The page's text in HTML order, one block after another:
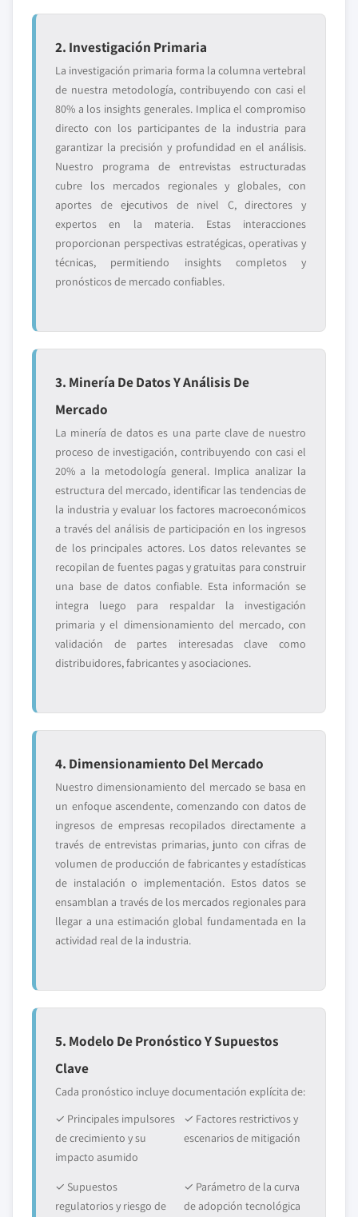
2. Investigación Primaria
La investigación primaria forma la columna vertebral
de nuestra metodología, contribuyendo con casi el
80% a los insights generales. Implica el compromiso
directo con los participantes de la industria para
garantizar la precisión y profundidad en el análisis.
Nuestro programa de entrevistas estructuradas
cubre los mercados regionales y globales, con
aportes de ejecutivos de nivel C, directores y
expertos en la materia. Estas interacciones
proporcionan perspectivas estratégicas, operativas y
técnicas, permitiendo insights completos y
pronósticos de mercado confiables.
3. Minería De Datos Y Análisis De
Mercado
La minería de datos es una parte clave de nuestro
proceso de investigación, contribuyendo con casi el
20% a la metodología general. Implica analizar la
estructura del mercado, identificar las tendencias de
la industria y evaluar los factores macroeconómicos
a través del análisis de participación en los ingresos
de los principales actores. Los datos relevantes se
recopilan de fuentes pagas y gratuitas para construir
una base de datos confiable. Esta información se
integra luego para respaldar la investigación
primaria y el dimensionamiento del mercado, con
validación de partes interesadas clave como
distribuidores, fabricantes y asociaciones.
4. Dimensionamiento Del Mercado
Nuestro dimensionamiento del mercado se basa en
un enfoque ascendente, comenzando con datos de
ingresos de empresas recopilados directamente a
través de entrevistas primarias, junto con cifras de
volumen de producción de fabricantes y estadísticas
de instalación o implementación. Estos datos se
ensamblan a través de los mercados regionales para
llegar a una estimación global fundamentada en la
actividad real de la industria.
5. Modelo De Pronóstico Y Supuestos
Clave
Cada pronóstico incluye documentación explícita de:
✓ Principales impulsores
de crecimiento y su
impacto asumido
✓ Factores restrictivos y
escenarios de mitigación
✓ Supuestos
regulatorios y riesgo de
✓ Parámetro de la curva
de adopción tecnológica